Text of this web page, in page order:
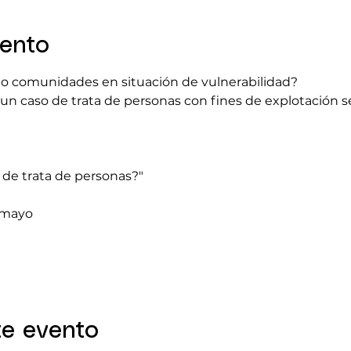
comunidades en situación de vulnerabilidad?
caso de trata de personas con fines de explotación
trata de personas?"
evento